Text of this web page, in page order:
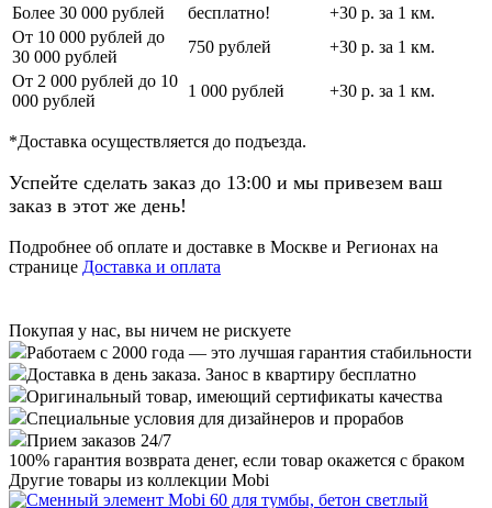
Более 30 000 рублей
бесплатно!
+30 р. за 1 км.
От 10 000 рублей до
30 000 рублей
750 рублей
+30 р. за 1 км.
От 2 000 рублей до 10
000 рублей
1 000 рублей +30 р. за 1 км.
*Доставка осуществляется до подъезда.
Успейте сделать заказ до 13:00 и мы привезем ваш
заказ в этот же день!
Подробнее об оплате и доставке в Москве и Регионах на
странице Доставка и оплата
Покупая у нас, вы ничем не рискуете
Работаем с 2000 года — это лучшая гарантия стабильности
Доставка в день заказа. Занос в квартиру бесплатно
Оригинальный товар, имеющий сертификаты качества
Специальные условия для дизайнеров и прорабов
Прием заказов 24/7
100% гарантия возврата денег, если товар окажется с браком
Другие товары из коллекции Mobi